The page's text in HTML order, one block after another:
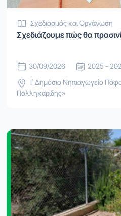
Σχεδιασμός και Οργάνωση
Σχεδιάζουμε πώς θα
30/09/2026
2025 -
Ι΄ Δημόσιο Νηπιαγωγείο
Παλληκαρίδης»